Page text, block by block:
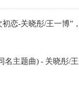
恋-关晓彤/王一博
名主题曲) - 关晓彤/